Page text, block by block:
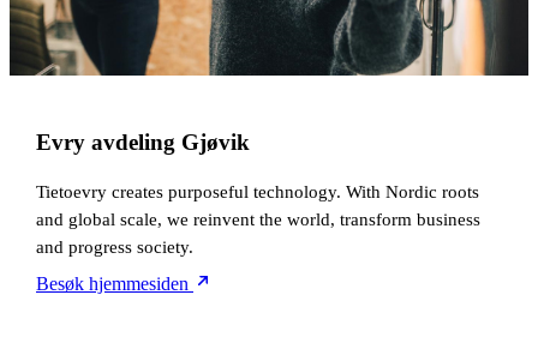
Evry avdeling Gjøvik
Tietoevry creates purposeful technology. With Nordic roots
and global scale, we reinvent the world, transform business
and progress society.
Besøk hjemmesiden